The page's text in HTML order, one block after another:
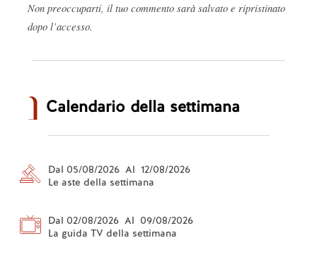
Non preoccuparti, il tuo commento sarà salvato e ripristinato
dopo l’accesso.
Calendario della settimana
Dal 05/08/2026 Al 12/08/2026
Le aste della settimana
Dal 02/08/2026 Al 09/08/2026
La guida TV della settimana